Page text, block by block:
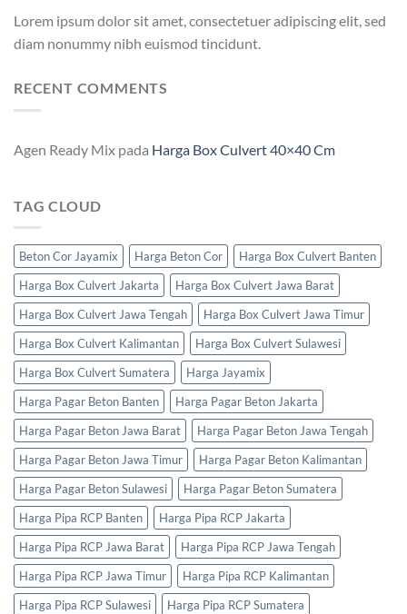
Lorem ipsum dolor sit amet, consectetuer adipiscing elit, sed
diam nonummy nibh euismod tincidunt.
RECENT COMMENTS
Agen Ready Mix pada Harga Box Culvert 40×40 Cm
TAG CLOUD
Beton Cor Jayamix Harga Beton Cor
Harga Box Culvert Banten
Harga Box Culvert Jakarta
Harga Box Culvert Jawa Barat
Harga Box Culvert Jawa Tengah
Harga Box Culvert Jawa Timur
Harga Box Culvert Kalimantan
Harga Box Culvert Sulawesi
Harga Box Culvert Sumatera
Harga Jayamix
Harga Pagar Beton Banten
Harga Pagar Beton Jakarta
Harga Pagar Beton Jawa Barat
Harga Pagar Beton Jawa Tengah
Harga Pagar Beton Jawa Timur
Harga Pagar Beton Kalimantan
Harga Pagar Beton Sulawesi
Harga Pagar Beton Sumatera
Harga Pipa RCP Banten
Harga Pipa RCP Jakarta
Harga Pipa RCP Jawa Barat
Harga Pipa RCP Jawa Tengah
Harga Pipa RCP Jawa Timur
Harga Pipa RCP Kalimantan
Harga Pipa RCP Sulawesi
Harga Pipa RCP Sumatera